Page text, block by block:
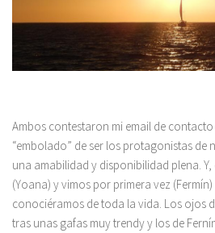
Ambos contestaron mi email de
“embolado” de ser los protagonistas de
una amabilidad y disponibilidad plena.
(Yoana) y vimos por primera vez
conociéramos de toda la vida. Los ojos
tras unas gafas muy trendy y los de